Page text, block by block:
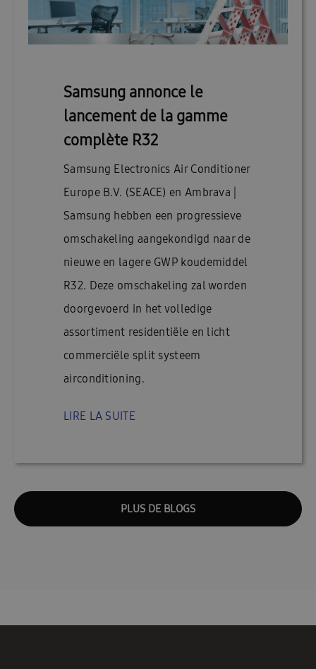
Samsung annonce le
lancement de la gamme
complète R32
Samsung Electronics Air Conditioner
Europe B.V. (SEACE) en Ambrava |
Samsung hebben een progressieve
omschakeling aangekondigd naar de
nieuwe en lagere GWP koudemiddel
R32. Deze omschakeling zal worden
doorgevoerd in het volledige
assortiment residentiële en licht
commerciële split systeem
airconditioning.
LIRE LA SUITE
PLUS DE BLOGS